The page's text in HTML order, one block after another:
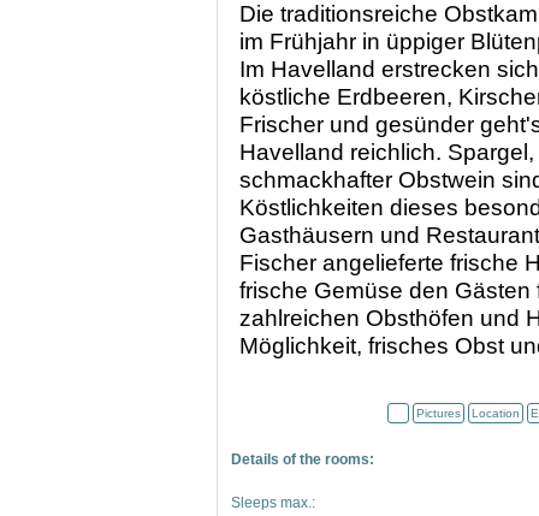
Die traditionsreiche
im Frühjahr in üppiger
Im Havelland erstrecken
köstliche Erdbeeren,
Frischer und gesünder
Havelland reichlich.
schmackhafter Obstwein
Köstlichkeiten dieses
Gasthäusern und
Fischer angelieferte frische
frische Gemüse den
zahlreichen Obsthöfen und
Möglichkeit, frisches Obst
Pictures Location
Details of the rooms:
Sleeps max.: